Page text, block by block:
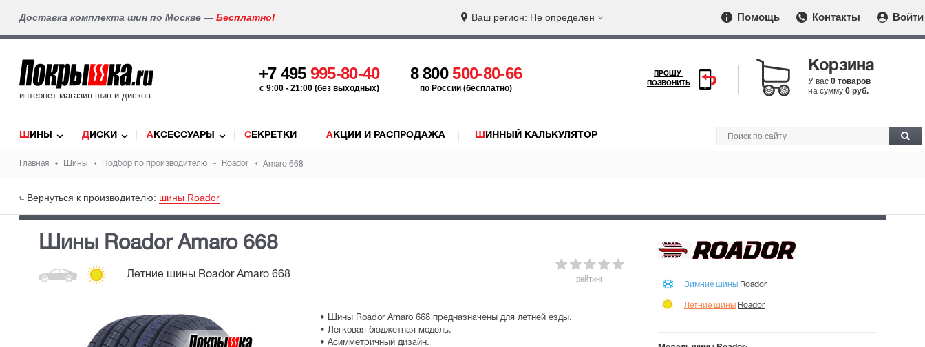
Доставка комплекта шин по Москве — Бесплатно! Ваш регион: Не определен Помощь Контакты Войти
интернет-магазин шин и дисков
+7 495 995-80-40
c 9:00 - 21:00 (без выходных)
8 800500-80-66
по России (бесплатно)
ПРОШУ
ПОЗВОНИТЬ
Корзина
У вас 0 товаров
на сумму 0 руб.
ШИНЫ ДИСКИ АКСЕССУАРЫ СЕКРЕТКИ АКЦИИ И РАСПРОДАЖА ШИННЫЙ КАЛЬКУЛЯТОР
Главная Шины Подбор по производителю Roador Amaro 668
Вернуться к производителю: шины Roador
Шины Roador Amaro 668
Летние шины Roador Amaro 668 рейтинг
• Шины Roador Amaro 668 предназначены для летней езды.
• Легковая бюджетная модель.
• Асимметричный дизайн.
Зимние шины Roador
Летние шины Roador